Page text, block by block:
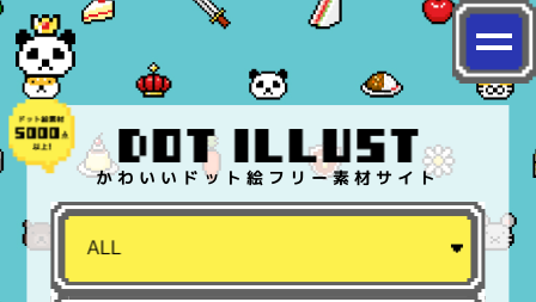
かわいいドット絵フリー素材サイト